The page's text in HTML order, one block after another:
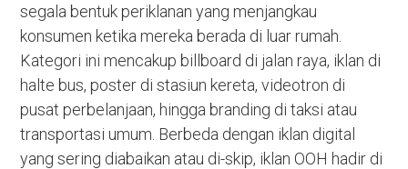
segala bentuk periklanan yang menjangkau
konsumen ketika mereka berada di luar rumah.
Kategori ini mencakup billboard di jalan raya, iklan di
halte bus, poster di stasiun kereta, videotron di
pusat perbelanjaan, hingga branding di taksi atau
transportasi umum. Berbeda dengan iklan digital
yang sering diabaikan atau di-skip, iklan OOH hadir di